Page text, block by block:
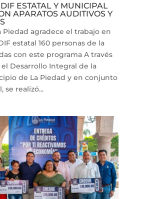
ESTATAL Y MUNICIPAL
APARATOS AUDITIVOS Y
Piedad agradece el trabajo en
estatal 160 personas de la
con este programa A través
Desarrollo Integral de la
de La Piedad y en conjunto
se realizó...